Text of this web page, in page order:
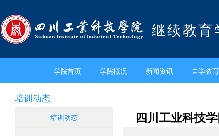
继续教育
学院首页 学院概况 新闻资讯 自学教育
培训动态
培训动态 四川工业科技